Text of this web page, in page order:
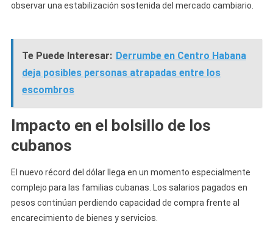
observar una estabilización sostenida del mercado cambiario.
Te Puede Interesar: Derrumbe en Centro Habana
deja posibles personas atrapadas entre los
escombros
Impacto en el bolsillo de los
cubanos
El nuevo récord del dólar llega en un momento especialmente
complejo para las familias cubanas. Los salarios pagados en
pesos continúan perdiendo capacidad de compra frente al
encarecimiento de bienes y servicios.